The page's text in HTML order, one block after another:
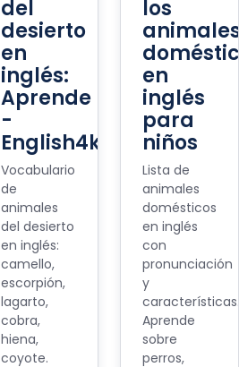
del
desierto
en
inglés:
Aprende
-
English4kids
Vocabulario
de
animales
del desierto
en inglés:
camello,
escorpión,
lagarto,
cobra,
hiena,
coyote.
los
en
inglés
para
niños
Lista de
animales
domésticos
en inglés
con
pronunciación
y
características.
Aprende
sobre
perros,